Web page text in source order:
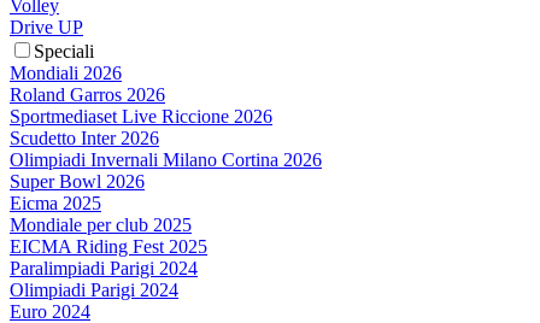
Volley
Drive UP
Speciali
Mondiali 2026
Roland Garros 2026
Sportmediaset Live Riccione 2026
Scudetto Inter 2026
Olimpiadi Invernali Milano Cortina 2026
Super Bowl 2026
Eicma 2025
Mondiale per club 2025
EICMA Riding Fest 2025
Paralimpiadi Parigi 2024
Olimpiadi Parigi 2024
Euro 2024